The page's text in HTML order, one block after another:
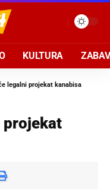
KULTURA
legalni projekat kanabisa
projekat